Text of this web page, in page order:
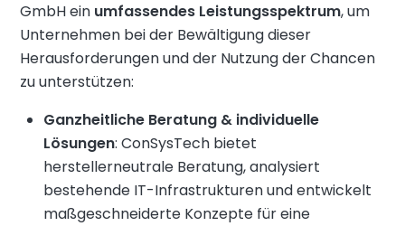
GmbH ein umfassendes Leistungsspektrum, um
Unternehmen bei der Bewältigung dieser
Herausforderungen und der Nutzung der Chancen
zu unterstützen:
Ganzheitliche Beratung & individuelle
Lösungen: ConSysTech bietet
herstellerneutrale Beratung, analysiert
bestehende IT-Infrastrukturen und entwickelt
maßgeschneiderte Konzepte für eine